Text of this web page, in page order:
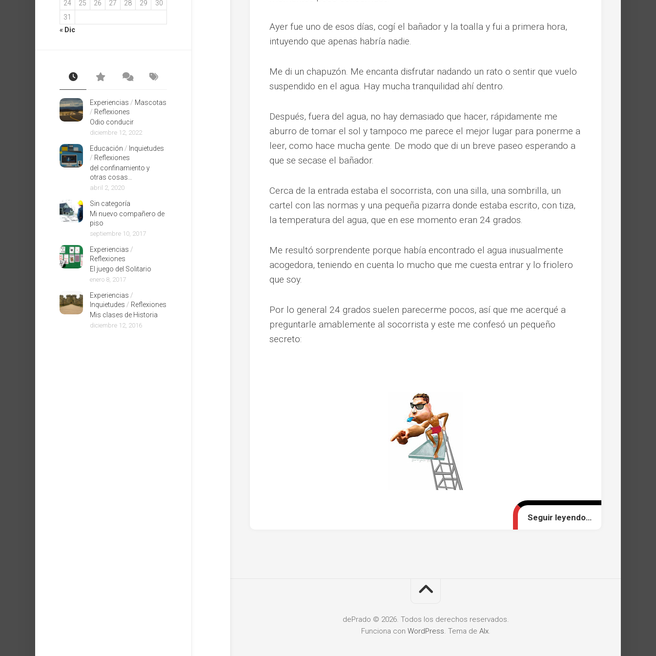
24
25 26 27 28 29
30
31
« Dic
Experiencias / Mascotas
/ Reflexiones
Odio conducir
diciembre 12, 2022
Educación / Inquietudes
/ Reflexiones
del confinamiento y
otras cosas…
abril 2, 2020
Sin categoría
Mi nuevo compañero de
piso
septiembre 10, 2017
Experiencias /
Reflexiones
El juego del Solitario
enero 8, 2017
Experiencias /
Inquietudes / Reflexiones
Mis clases de Historia
diciembre 12, 2016
Ayer fue uno de esos días, cogí el bañador y la toalla y fui a primera hora,
intuyendo que apenas habría nadie.
Me di un chapuzón. Me encanta disfrutar nadando un rato o sentir que vuelo
suspendido en el agua. Hay mucha tranquilidad ahí dentro.
Después, fuera del agua, no hay demasiado que hacer, rápidamente me
aburro de tomar el sol y tampoco me parece el mejor lugar para ponerme a
leer, como hace mucha gente. De modo que di un breve paseo esperando a
que se secase el bañador.
Cerca de la entrada estaba el socorrista, con una silla, una sombrilla, un
cartel con las normas y una pequeña pizarra donde estaba escrito, con tiza,
la temperatura del agua, que en ese momento eran 24 grados.
Me resultó sorprendente porque había encontrado el agua inusualmente
acogedora, teniendo en cuenta lo mucho que me cuesta entrar y lo friolero
que soy.
Por lo general 24 grados suelen parecerme pocos, así que me acerqué a
preguntarle amablemente al socorrista y este me confesó un pequeño
secreto:
Seguir leyendo…
dePrado © 2026. Todos los derechos reservados.
Funciona con WordPress. Tema de Alx.